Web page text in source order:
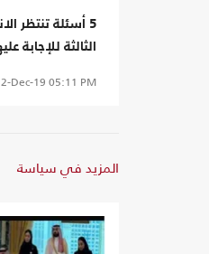
5 أسئلة تنتظر
الثالثة للإجابة
Dec-19 05:11 PM
المزيد في سياسة